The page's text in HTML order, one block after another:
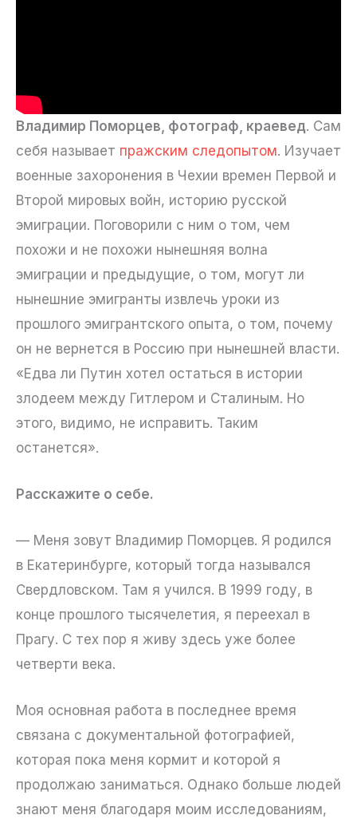
Владимир Поморцев, фотограф, краевед. Сам
себя называет пражским следопытом. Изучает
военные захоронения в Чехии времен Первой и
Второй мировых войн, историю русской
эмиграции. Поговорили с ним о том, чем
похожи и не похожи нынешняя волна
эмиграции и предыдущие, о том, могут ли
нынешние эмигранты извлечь уроки из
прошлого эмигрантского опыта, о том, почему
он не вернется в Россию при нынешней власти.
«Едва ли Путин хотел остаться в истории
злодеем между Гитлером и Сталиным. Но
этого, видимо, не исправить. Таким
останется».
Расскажите о себе.
— Меня зовут Владимир Поморцев. Я родился
в Екатеринбурге, который тогда назывался
Свердловском. Там я учился. В 1999 году, в
конце прошлого тысячелетия, я переехал в
Прагу. С тех пор я живу здесь уже более
четверти века.
Моя основная работа в последнее время
связана с документальной фотографией,
которая пока меня кормит и которой я
продолжаю заниматься. Однако больше людей
знают меня благодаря моим исследованиям,